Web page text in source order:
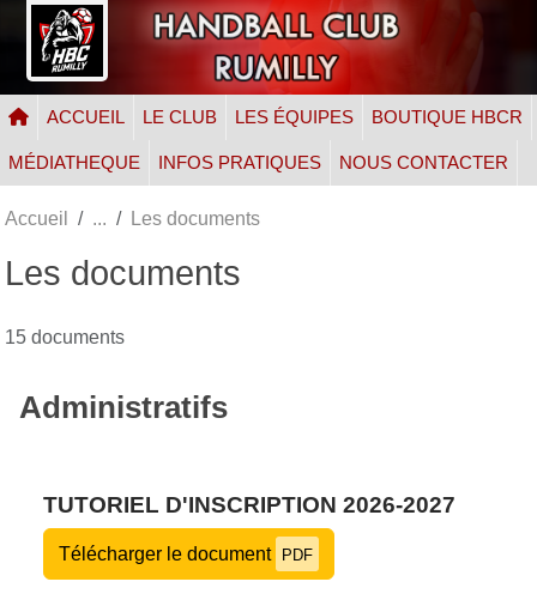
ACCUEIL LE CLUB LES ÉQUIPES BOUTIQUE HBCR
MÉDIATHEQUE INFOS PRATIQUES NOUS CONTACTER
Accueil Les documents
Les documents
15 documents
Administratifs
TUTORIEL D'INSCRIPTION 2026-2027
Télécharger le document PDF
Panneau de gestion des cookies